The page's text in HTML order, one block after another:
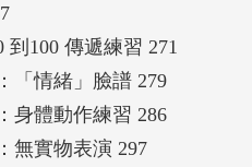
100 傳遞練習 271
「情緒」臉譜 279
身體動作練習 286
無實物表演 297